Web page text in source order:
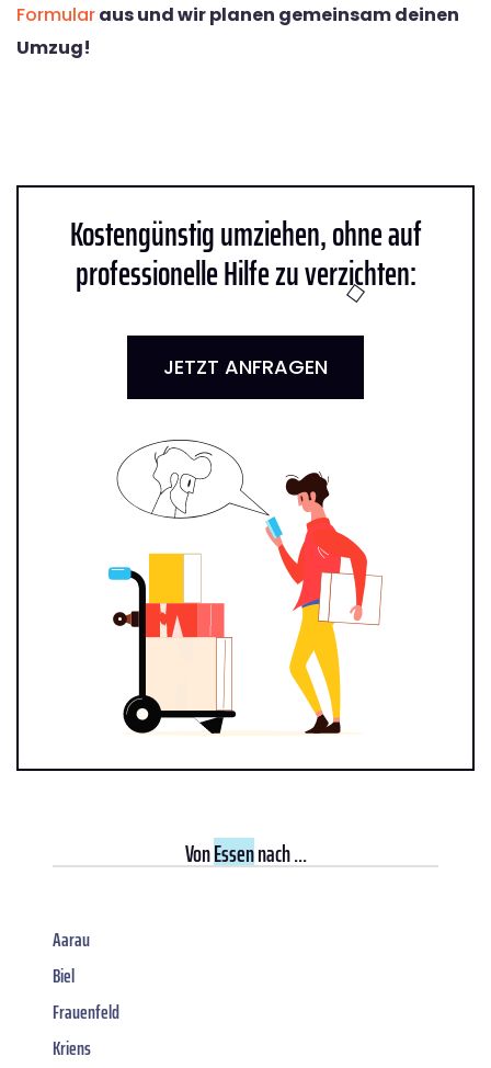
Formularaus und wir planen gemeinsam deinen
Umzug!
Kostengünstig umziehen, ohne auf
professionelle Hilfe zu verzichten:
JETZT ANFRAGEN
VonEssennach ...
Aarau
Biel
Frauenfeld
Kriens